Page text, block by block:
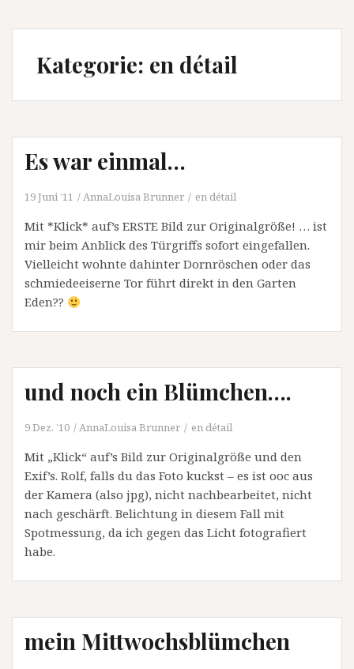
Kategorie: en détail
Es war einmal…
19 Juni ’11 AnnaLouisa Brunner en détail
Mit *Klick* auf’s ERSTE Bild zur Originalgröße! … ist
mir beim Anblick des Türgriffs sofort eingefallen.
Vielleicht wohnte dahinter Dornröschen oder das
schmiedeeiserne Tor führt direkt in den Garten
Eden??
und noch ein Blümchen….
9 Dez. ’10 AnnaLouisa Brunner en détail
Mit „Klick“ auf’s Bild zur Originalgröße und den
Exif’s. Rolf, falls du das Foto kuckst – es ist ooc aus
der Kamera (also jpg), nicht nachbearbeitet, nicht
nach geschärft. Belichtung in diesem Fall mit
Spotmessung, da ich gegen das Licht fotografiert
habe.
mein Mittwochsblümchen